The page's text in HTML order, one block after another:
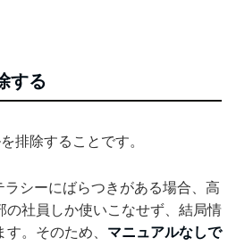
する
排除することです。
ラシーにばらつきがある場合、高
の社員しか使いこなせず、結局情
。そのため、 マニュアルなしで